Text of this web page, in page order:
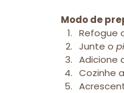
Modo de
Refogue
Junte o
Adicione
Cozinhe